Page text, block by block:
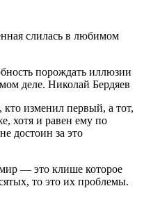
слилась в любимом
порождать иллюзии
деле. Николай Бердяев
изменил первый, а тот,
хотя и равен ему по
достоин за это
— это клише которое
то это их проблемы.